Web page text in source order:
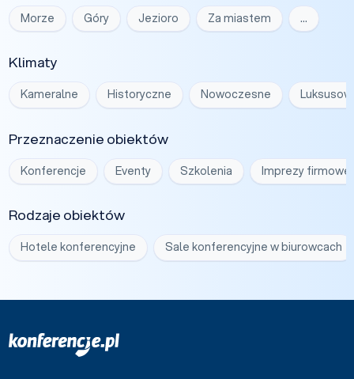
Morze Góry Jezioro Za miastem …
Klimaty
Kameralne Historyczne Nowoczesne
Przeznaczenie obiektów
Konferencje Eventy Szkolenia Imprezy firmowe
Rodzaje obiektów
Hotele konferencyjne Sale konferencyjne w biurowcach